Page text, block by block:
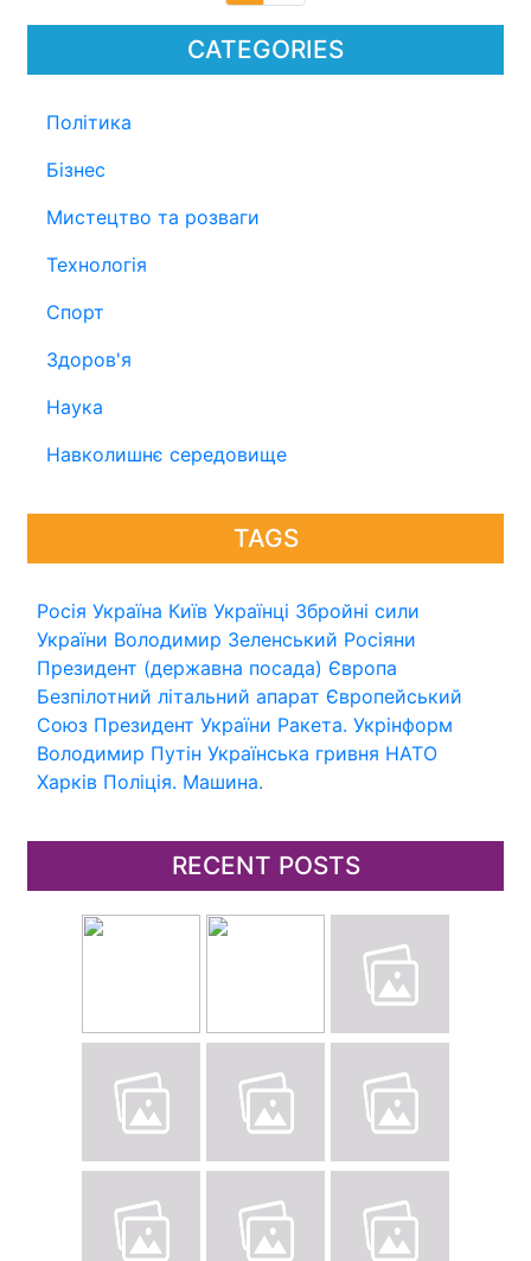
CATEGORIES
Політика
Бізнес
Мистецтво та розваги
Технологія
Спорт
Здоров'я
Наука
Навколишнє середовище
TAGS
Росія Україна Київ Українці Збройні сили
України Володимир Зеленський Росіяни
Президент (державна посада) Європа
Безпілотний літальний апарат Європейський
Союз Президент України Ракета. Укрінформ
Володимир Путін Українська гривня НАТО
Харків Поліція. Машина.
RECENT POSTS